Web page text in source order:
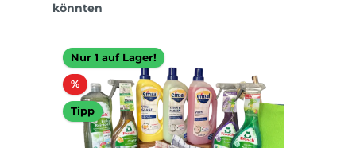
könnten
Nur 1 auf Lager!
%Rabatt
Tipp